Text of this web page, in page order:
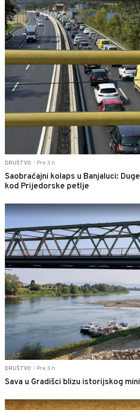
DRUŠTVO Pre 3 h
Saobraćajni kolaps u Banjaluci:
kod Prijedorske petlje
DRUŠTVO Pre 3 h
Sava u Gradišci blizu istorijskog